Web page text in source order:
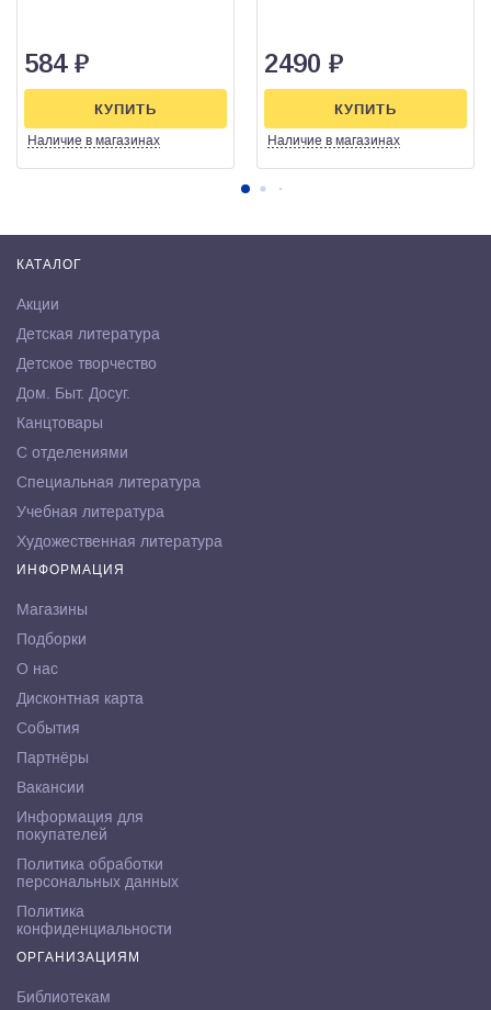
584 ₽
Наличие в магазинах
КУПИТЬ
2490 ₽
Наличие в магазинах
КУПИТЬ
КАТАЛОГ
Акции
Детская литература
Детское творчество
Дом. Быт. Досуг.
Канцтовары
С отделениями
Специальная литература
Учебная литература
Художественная литература
ИНФОРМАЦИЯ
Магазины
Подборки
О нас
Дисконтная карта
События
Партнёры
Вакансии
Информация для
покупателей
Политика обработки
персональных данных
Политика
конфиденциальности
ОРГАНИЗАЦИЯМ
Библиотекам